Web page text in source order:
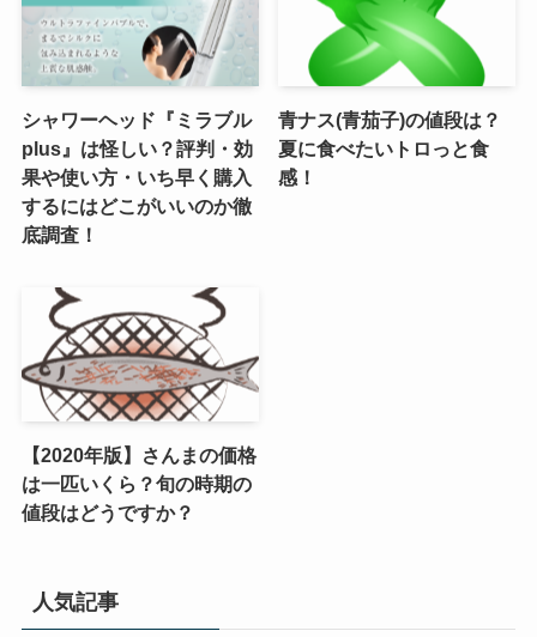
シャワーヘッド『ミラブル
plus』は怪しい？評判・効
果や使い方・いち早く購入
するにはどこがいいのか徹
底調査！
青ナス(青茄子)の値段は？
夏に食べたいトロっと食
感！
【2020年版】さんまの価格
は一匹いくら？旬の時期の
値段はどうですか？
人気記事